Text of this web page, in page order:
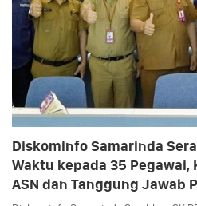
Diskominfo Samarinda
Waktu kepada 35 Pegawai,
ASN dan Tanggung Jawab